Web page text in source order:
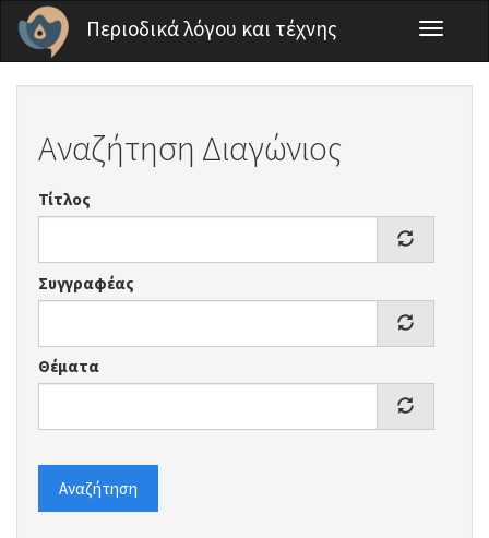
Παράκαμψη προς το κυρίως περιεχόμενο
Περιοδικά λόγου και τέχνης
Toggle
Αναζήτηση Διαγώνιος
Τίτλος
Συγγραφέας
Θέματα
Αναζήτηση